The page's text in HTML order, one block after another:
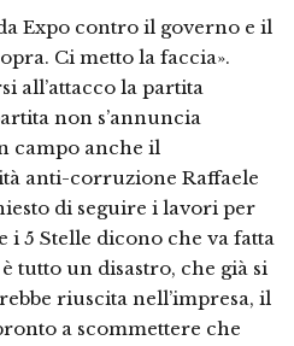
Expo contro il governo e il
Ci metto la faccia».
all’attacco la partita
non s’annuncia
campo anche il
anti-corruzione Raffaele
di seguire i lavori per
i 5 Stelle dicono che va fatta
tutto un disastro, che già si
riuscita nell’impresa, il
a scommettere che